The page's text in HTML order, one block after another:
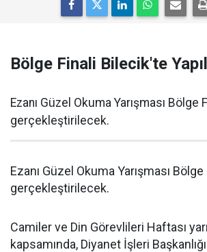
Bölge Finali Bilecik'te
Ezanı Güzel Okuma Yarışması Bölge
gerçekleştirilecek.
Ezanı Güzel Okuma Yarışması
gerçekleştirilecek.
Camiler ve Din Görevlileri Haftası
kapsamında, Diyanet İşleri